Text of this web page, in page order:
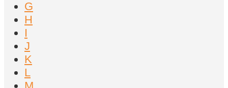
G
H
I
J
K
L